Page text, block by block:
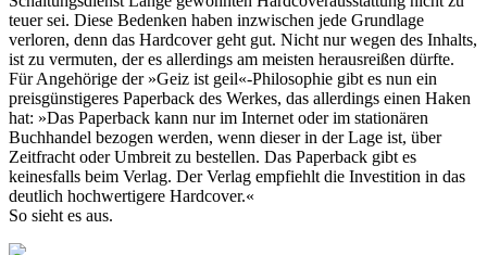
teuer sei. Diese Bedenken haben inzwischen jede Grundlage
verloren, denn das Hardcover geht gut. Nicht nur wegen des Inhalts,
ist zu vermuten, der es allerdings am meisten herausreißen dürfte.
Für Angehörige der »Geiz ist geil«-Philosophie gibt es nun ein
preisgünstigeres Paperback des Werkes, das allerdings einen Haken
hat: »Das Paperback kann nur im Internet oder im stationären
Buchhandel bezogen werden, wenn dieser in der Lage ist, über
Zeitfracht oder Umbreit zu bestellen. Das Paperback gibt es
keinesfalls beim Verlag. Der Verlag empfiehlt die Investition in das
deutlich hochwertigere Hardcover.«
So sieht es aus.